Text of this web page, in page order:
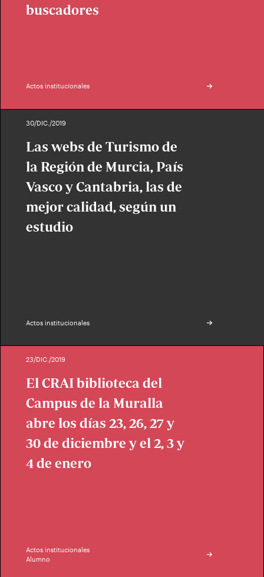
buscadores
Actos institucionales
30/DIC./2019
Las webs de Turismo de
la Región de Murcia, País
Vasco y Cantabria, las de
mejor calidad, según un
estudio
Actos institucionales
23/DIC./2019
El CRAI biblioteca del
Campus de la Muralla
abre los días 23, 26, 27 y
30 de diciembre y el 2, 3 y
4 de enero
Actos institucionales
Alumno